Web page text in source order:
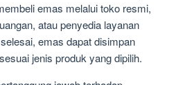
emas melalui toko resmi,
atau penyedia layanan
emas dapat disimpan
jenis produk yang dipilih.